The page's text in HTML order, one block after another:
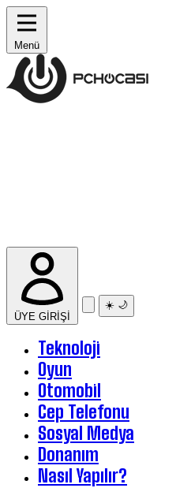
Menü
ÜYE GİRİŞİ
☀️ 🌙
Teknoloji
Oyun
Otomobil
Cep Telefonu
Sosyal Medya
Donanım
Nasıl Yapılır?